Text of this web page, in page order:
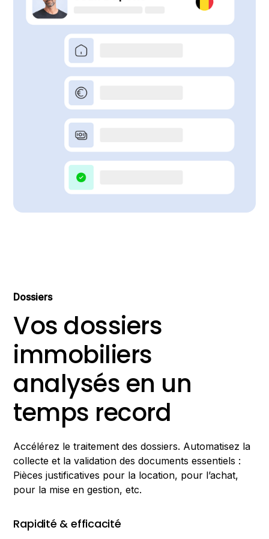
Dossiers
Vos dossiers
immobiliers
analysés en un
temps record
Accélérez le traitement des dossiers. Automatisez la
collecte et la validation des documents essentiels :
Pièces justificatives pour la location, pour l’achat,
pour la mise en gestion, etc.
Rapidité & efficacité